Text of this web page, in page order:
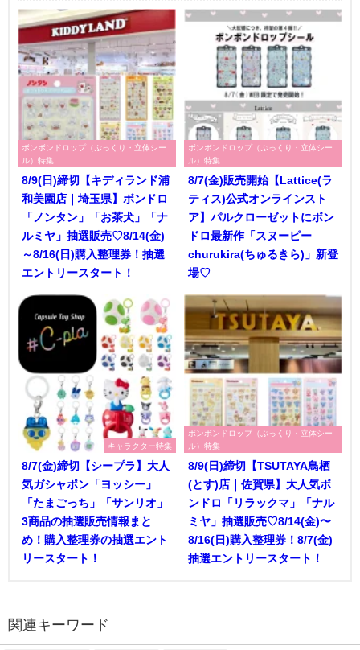
ボンボンドロップ（ぷっくり・立体シー
ル）特集
8/9(日)締切【キディランド浦
和美園店｜埼玉県】ボンドロ
「ノンタン」「お茶犬」「ナ
ルミヤ」抽選販売♡8/14(金)
～8/16(日)購入整理券！抽選
エントリースタート！
ボンボンドロップ（ぷっくり・立体シー
ル）特集
8/7(金)販売開始【Lattice(ラ
ティス)公式オンラインスト
ア】パルクローゼットにボン
ドロ最新作「スヌーピー
churukira(ちゅるきら)」新登
場♡
キャラクター特集
8/7(金)締切【シープラ】大人
気ガシャポン「ヨッシー」
「たまごっち」「サンリオ」
3商品の抽選販売情報まと
め！購入整理券の抽選エント
リースタート！
ボンボンドロップ（ぷっくり・立体シー
ル）特集
8/9(日)締切【TSUTAYA鳥栖
(とす)店｜佐賀県】大人気ボ
ンドロ「リラックマ」「ナル
ミヤ」抽選販売♡8/14(金)〜
8/16(日)購入整理券！8/7(金)
抽選エントリースタート！
関連キーワード